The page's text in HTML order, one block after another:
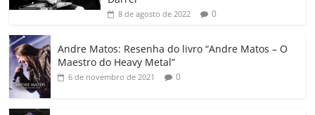
ro
o
8 de agosto de 2022 0
Andre Matos: Resenha do livro “Andre Matos – O
Maestro do Heavy Metal”
6 de novembro de 2021 0